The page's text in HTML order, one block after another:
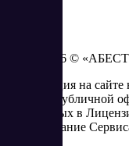
2023 - 2026 ©
Информация на
является публичной
изложенных в
использование